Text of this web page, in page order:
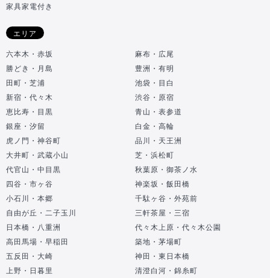
家具家電付き
エリア
六本木・赤坂
麻布・広尾
勝どき・月島
豊洲・有明
田町・芝浦
池袋・目白
新宿・代々木
渋谷・原宿
恵比寿・目黒
青山・表参道
銀座・汐留
白金・高輪
虎ノ門・神谷町
品川・天王洲
大井町・武蔵小山
芝・浜松町
代官山・中目黒
秋葉原・御茶ノ水
四谷・市ヶ谷
神楽坂・飯田橋
小石川・本郷
千駄ヶ谷・外苑前
自由が丘・二子玉川
三軒茶屋・三宿
日本橋・八重洲
代々木上原・代々木公園
高田馬場・早稲田
築地・茅場町
五反田・大崎
神田・東日本橋
上野・日暮里
清澄白河・錦糸町